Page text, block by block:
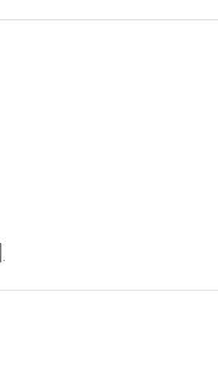
パーソナルジム比較
較ランキングTOP5